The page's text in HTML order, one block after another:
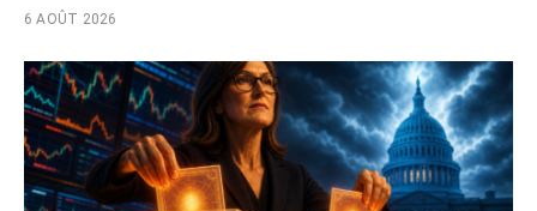
6 AOÛT 2026